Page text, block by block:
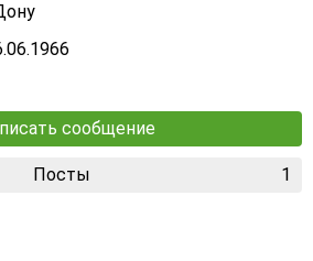
сообщение
Посты 1